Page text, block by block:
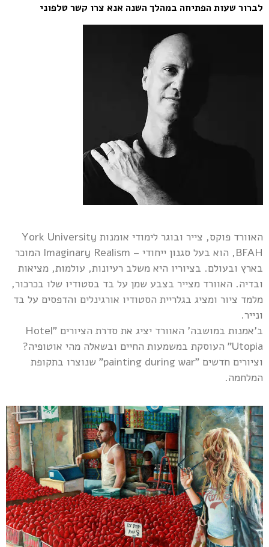
לברור שעות הפתיחה במהלך השנה אנא צרו קשר טלפוני
האוורד פוקס, צייר ובוגר לימודי אומנות York University
,BFAH הוא בעל סגנון ייחודי – Imaginary Realism המוכר
בארץ ובעולם. בציוריו היא משלב רעיונות, עולמות, מציאות
ובדיה. האוורד מצייר בצבע שמן על בד בסטודיו שלו בכרכור,
מלמד ציור ומציג בגלריית הסטודיו אורגינלים והדפסים על בד
ונייר.
ב'אמנות במושבה' האוורד יציג את סדרת הציורים "Hotel
Utopia" העוסקת במשמעות החיים ובשאלה מהי אוטופיה?
וציורים חדשים "painting during war" שנוצרו בתקופת
המלחמה.